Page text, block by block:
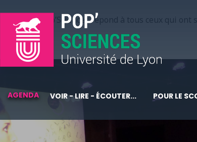
Pop’Sciences répond à tous ceux qui
AGENDA VOIR - LIRE - ÉCOUTER... POUR LE